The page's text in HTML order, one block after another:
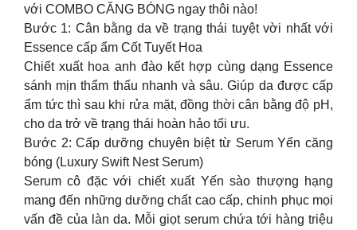
với COMBO CĂNG BÓNG ngay thôi nào!
Bước 1: Cân bằng da về trạng thái tuyệt vời nhất với
Essence cấp ẩm Cốt Tuyết Hoa
Chiết xuất hoa anh đào kết hợp cùng dạng Essence
sánh mịn thẩm thấu nhanh và sâu. Giúp da được cấp
ẩm tức thì sau khi rửa mặt, đồng thời cân bằng độ pH,
cho da trở về trạng thái hoàn hảo tối ưu.
Bước 2: Cấp dưỡng chuyên biệt từ Serum Yến căng
bóng (Luxury Swift Nest Serum)
Serum cô đặc với chiết xuất Yến sào thượng hạng
mang đến những dưỡng chất cao cấp, chinh phục mọi
vấn đề của làn da. Mỗi giọt serum chứa tới hàng triệu